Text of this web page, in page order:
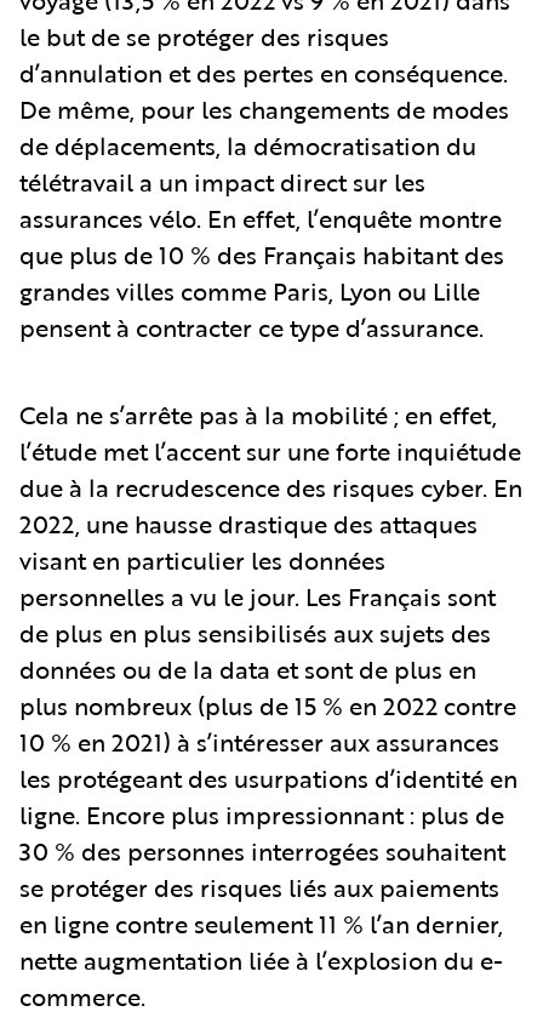
le but de se protéger des risques
d’annulation et des pertes en conséquence.
De même, pour les changements de modes
de déplacements, la démocratisation du
télétravail a un impact direct sur les
assurances vélo. En effet, l’enquête montre
que plus de 10 % des Français habitant des
grandes villes comme Paris, Lyon ou Lille
pensent à contracter ce type d’assurance.
Cela ne s’arrête pas à la mobilité ; en effet,
l’étude met l’accent sur une forte inquiétude
due à la recrudescence des risques cyber. En
2022, une hausse drastique des attaques
visant en particulier les données
personnelles a vu le jour. Les Français sont
de plus en plus sensibilisés aux sujets des
données ou de la data et sont de plus en
plus nombreux (plus de 15 % en 2022 contre
10 % en 2021) à s’intéresser aux assurances
les protégeant des usurpations d’identité en
ligne. Encore plus impressionnant : plus de
30 % des personnes interrogées souhaitent
se protéger des risques liés aux paiements
en ligne contre seulement 11 % l’an dernier,
nette augmentation liée à l’explosion du e-
commerce.